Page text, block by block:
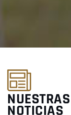
NUESTRAS
NOTICIAS